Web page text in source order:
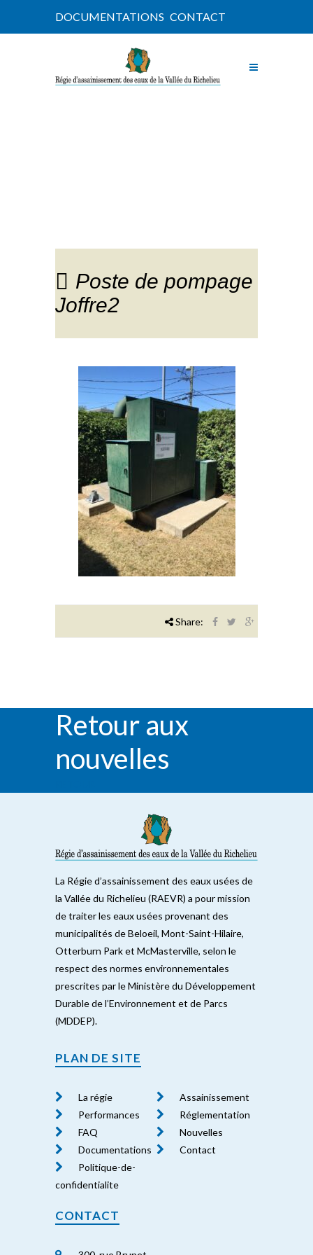
DOCUMENTATIONS CONTACT
Poste de pompage
Joffre2
Share:
Retour aux
nouvelles
La Régie d’assainissement des eaux usées de
la Vallée du Richelieu (RAEVR) a pour mission
de traiter les eaux usées provenant des
municipalités de Beloeil, Mont-Saint-Hilaire,
Otterburn Park et McMasterville, selon le
respect des normes environnementales
prescrites par le Ministère du Développement
Durable de l’Environnement et de Parcs
(MDDEP).
PLAN DE SITE
La régie
Assainissement
Performances
Réglementation
FAQ
Nouvelles
Documentations
Contact
Politique-de-
confidentialite
CONTACT